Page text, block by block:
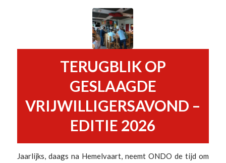
TERUGBLIK OP
GESLAAGDE
VRIJWILLIGERSAVOND –
EDITIE 2026
Jaarlijks, daags na Hemelvaart, neemt ONDO de tijd om